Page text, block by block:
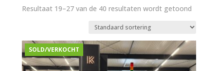
Resultaat 19–27 van de 40 resultaten wordt getoond
SOLD/VERKOCHT